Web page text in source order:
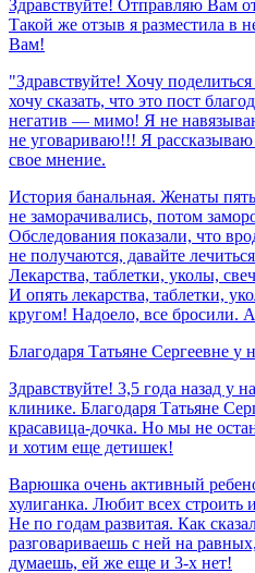
Здравствуйте! Отправляю Вам
Такой же отзыв я разместила в
Вам!
"Здравствуйте! Хочу
хочу сказать, что это пост
негатив — мимо! Я не
не уговариваю!!! Я
свое мнение.
История банальная. Женаты
не заморачивались, потом
Обследования показали, что
не получаются, давайте
Лекарства, таблетки, уколы,
И опять лекарства, таблетки,
кругом! Надоело, все бросили. А
Благодаря Татьяне Сергеевне у
Здравствуйте! 3,5 года назад у
клинике. Благодаря Татьяне
красавица-дочка. Но мы не
и хотим еще детишек!
Варюшка очень активный
хулиганка. Любит всех строить
Не по годам развитая. Как
разговариваешь с ней на
думаешь, ей же еще и 3-х нет!